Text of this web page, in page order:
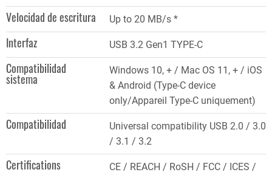
Velocidad de escritura Up to 20 MB/s *
Interfaz USB 3.2 Gen1 TYPE-C
Compatibilidad
sistema
Windows 10, + / Mac OS 11, + / iOS
& Android (Type-C device
only/Appareil Type-C uniquement)
Compatibilidad
Universal compatibility USB 2.0 / 3.0
/ 3.1 / 3.2
Certifications
CE / REACH / RoSH / FCC / ICES /